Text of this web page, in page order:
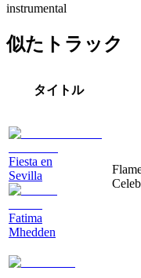
instrumental
似たトラック
タイトル
Fiesta en
Sevilla
Fatima
Mhedden